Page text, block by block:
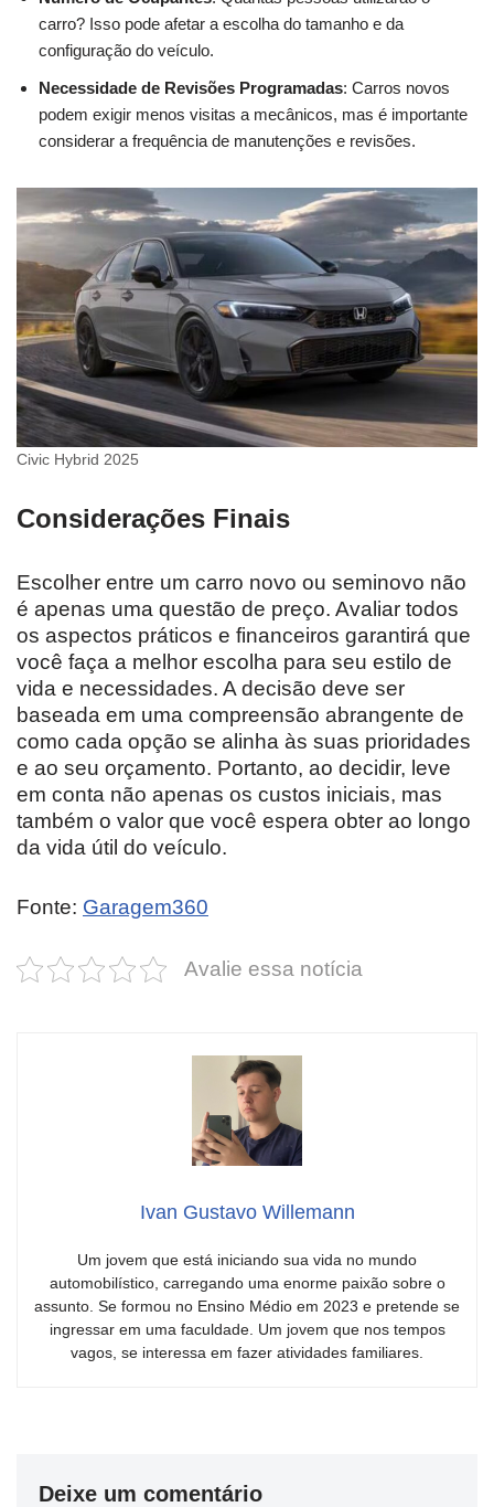
carro? Isso pode afetar a escolha do tamanho e da
configuração do veículo.
Necessidade de Revisões Programadas: Carros novos
podem exigir menos visitas a mecânicos, mas é importante
considerar a frequência de manutenções e revisões.
Civic Hybrid 2025
Considerações Finais
Escolher entre um carro novo ou seminovo não
é apenas uma questão de preço. Avaliar todos
os aspectos práticos e financeiros garantirá que
você faça a melhor escolha para seu estilo de
vida e necessidades. A decisão deve ser
baseada em uma compreensão abrangente de
como cada opção se alinha às suas prioridades
e ao seu orçamento. Portanto, ao decidir, leve
em conta não apenas os custos iniciais, mas
também o valor que você espera obter ao longo
da vida útil do veículo.
Fonte: Garagem360
Avalie essa notícia
Ivan Gustavo Willemann
Um jovem que está iniciando sua vida no mundo
automobilístico, carregando uma enorme paixão sobre o
assunto. Se formou no Ensino Médio em 2023 e pretende se
ingressar em uma faculdade. Um jovem que nos tempos
vagos, se interessa em fazer atividades familiares.
Deixe um comentário